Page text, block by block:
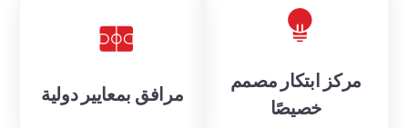
مركز ابتكار مصمم
خصيصًا
مرافق بمعايير دولية